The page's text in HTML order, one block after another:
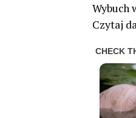
Wybuch
Czytaj